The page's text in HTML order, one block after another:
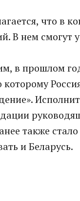
что в
В нем смогут
в прошлом
которому
также
и Беларусь.